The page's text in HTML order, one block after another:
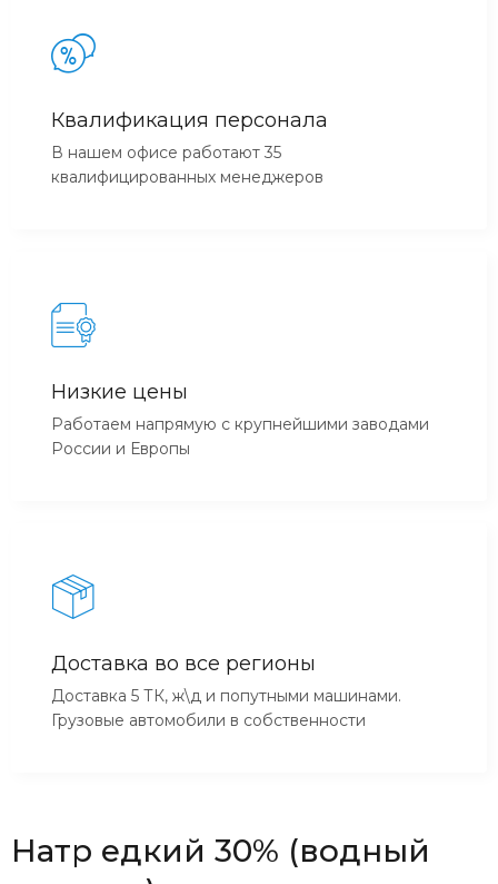
Квалификация персонала
В нашем офисе работают 35
квалифицированных менеджеров
Низкие цены
Работаем напрямую с крупнейшими заводами
России и Европы
Доставка во все регионы
Доставка 5 ТК, ж\д и попутными машинами.
Грузовые автомобили в собственности
Натр едкий 30% (водный